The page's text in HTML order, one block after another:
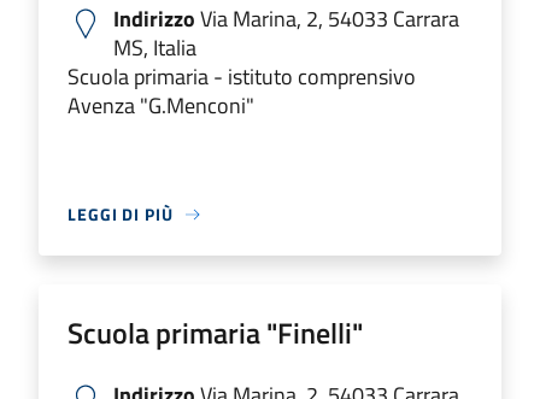
IndirizzoVia Marina, 2, 54033 Carrara
MS, Italia
Scuola primaria - istituto comprensivo
Avenza "G.Menconi"
LEGGI DI PIÙ
Scuola primaria "Finelli"